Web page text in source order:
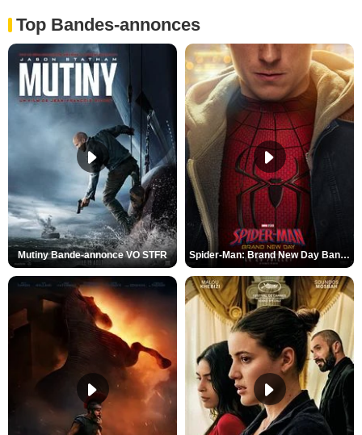
Top Bandes-annonces
Mutiny Bande-annonce VO STFR Spider-Man: Brand New Day Bande-annonce VO STFR